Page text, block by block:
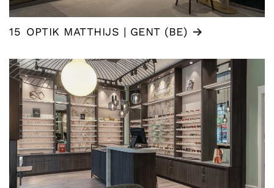
15 OPTIK MATTHIJS | GENT (BE)